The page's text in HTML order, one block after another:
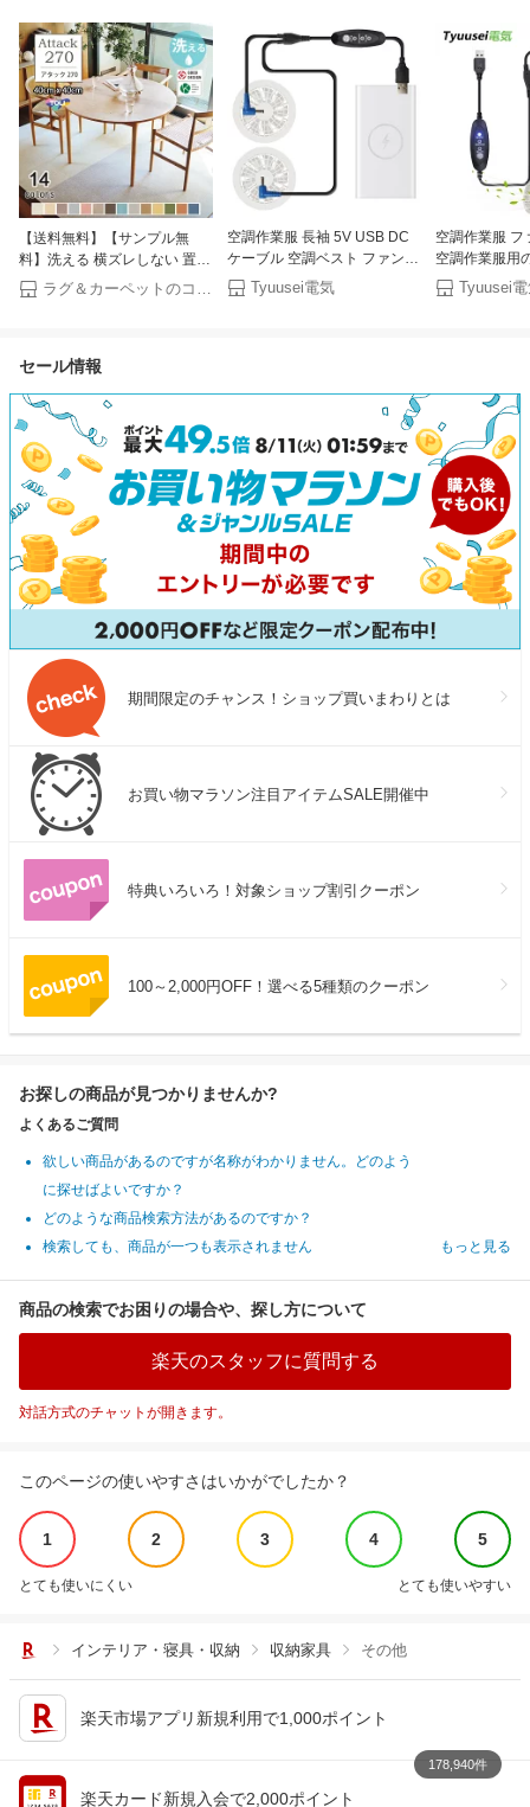
【送料無料】【サンプル無
料】洗える 横ズレしない 置く
だけ ずれない 防音 ペット対
応 タイルカーペット 東リ フ
ン カットパイル 40cm 日本製
ラグ＆カーペットのコレクション
空調作業服 長袖 5V USB DC
ケーブル 空調ベスト ファン
ケーブル 変換ケーブル 空調ウ
ェア 半袖 usb 5v ケーブル 空
Tyuusei電気
空調作業服 フ
空調作業服用
交換用DCケ
to DCケーブ
Tyuusei
セール情報
期間限定のチャンス！ショップ買いまわりとは
お買い物マラソン注目アイテムSALE開催中
特典いろいろ！対象ショップ割引クーポン
100～2,000円OFF！選べる5種類のクーポン
お探しの商品が見つかりませんか?
よくあるご質問
欲しい商品があるのですが名称がわかりません。どのよう
に探せばよいですか？
どのような商品検索方法があるのですか？
検索しても、商品が一つも表示されません
もっと見る
商品の検索でお困りの場合や、探し方について
楽天のスタッフに質問する
対話方式のチャットが開きます。
このページの使いやすさはいかがでしたか？
1 2 3 4 5
とても使いにくい とても使いやすい
インテリア・寝具・収納 収納家具 その他
楽天市場アプリ新規利用で1,000ポイント
楽天カード新規入会で2,000ポイント
178,940件